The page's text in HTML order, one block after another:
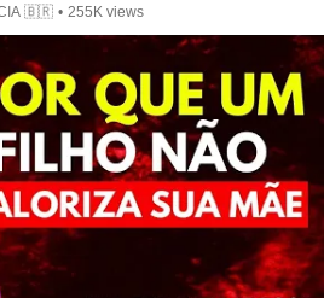
🇧🇷 • 255K views